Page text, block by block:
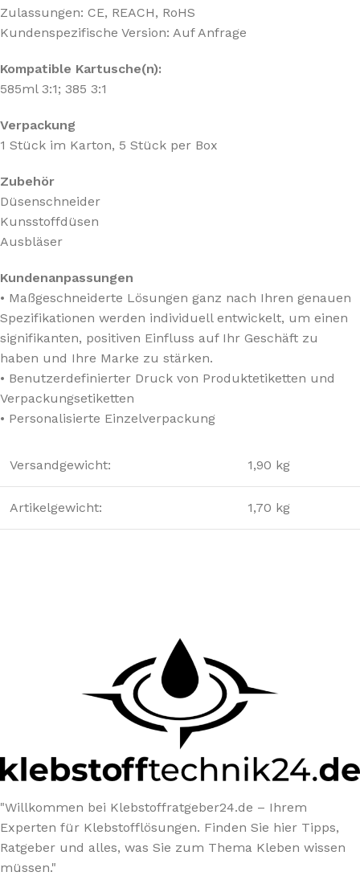
Zulassungen: CE, REACH, RoHS
Kundenspezifische Version: Auf Anfrage
Kompatible Kartusche(n):
585ml 3:1; 385 3:1
Verpackung
1 Stück im Karton, 5 Stück per Box
Zubehör
Düsenschneider
Kunsstoffdüsen
Ausbläser
Kundenanpassungen
• Maßgeschneiderte Lösungen ganz nach Ihren genauen
Spezifikationen werden individuell entwickelt, um einen
signifikanten, positiven Einfluss auf Ihr Geschäft zu
haben und Ihre Marke zu stärken.
• Benutzerdefinierter Druck von Produktetiketten und
Verpackungsetiketten
• Personalisierte Einzelverpackung
Versandgewicht: 1,90 kg
Artikelgewicht: 1,70 kg
"Willkommen bei Klebstoffratgeber24.de – Ihrem
Experten für Klebstofflösungen. Finden Sie hier Tipps,
Ratgeber und alles, was Sie zum Thema Kleben wissen
müssen."